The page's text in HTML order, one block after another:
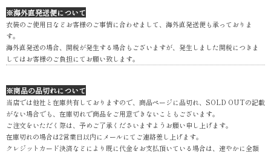
※海外直発送便について
衣装のご使用日などお客様のご事情に合わせまして、海外直発送便も承っておりま
す。
海外直発送の場合、関税が発生する場合もございますが、発生しました関税につきま
してはお客様のご負担にてお願い致します。
※商品の品切れについて
当店では他社と在庫共有しておりますので、商品ページに品切れ、SOLD OUTの記載
がない場合でも、在庫切れで商品をご用意できないこともございます。
ご注文をいただく際は、予めご了承くださいますようお願い申し上げます。
在庫切れの場合は2営業日以内にメールにてご連絡差し上げます。
クレジットカード決済などにより既に代金をお支払頂いている場合は、速やかに全額